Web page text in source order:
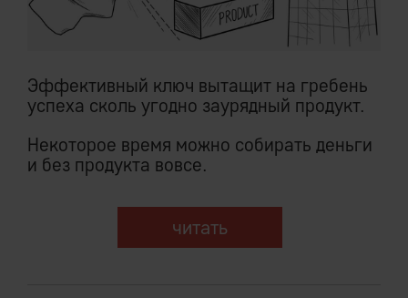
Эффективный ключ вытащит на гребень
успеха сколь угодно заурядный продукт.
Некоторое время можно собирать деньги
и без продукта вовсе.
читать